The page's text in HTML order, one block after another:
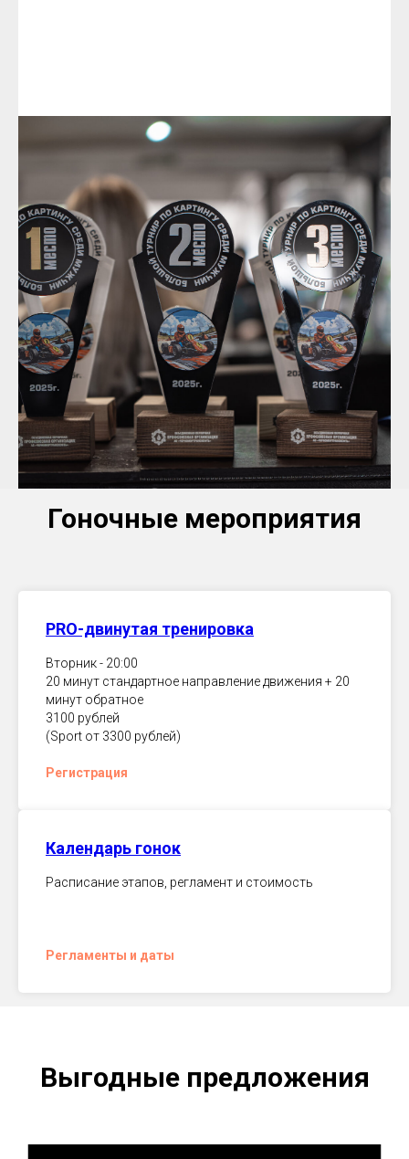
Гоночные мероприятия
PRO-двинутая тренировка
Вторник - 20:00
20 минут стандартное направление движения + 20
минут обратное
3100 рублей
(Sport от 3300 рублей)
Регистрация
Календарь гонок
Расписание этапов, регламент и стоимость
Регламенты и даты
Выгодные предложения